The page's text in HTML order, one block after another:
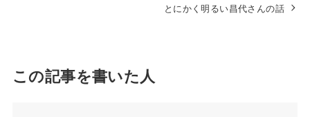
とにかく明るい昌代さんの話
この記事を書いた人